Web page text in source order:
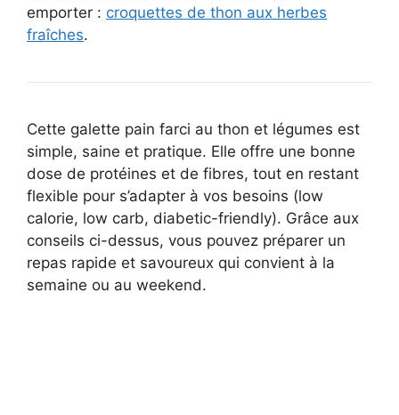
emporter : croquettes de thon aux herbes
fraîches.
Cette galette pain farci au thon et légumes est
simple, saine et pratique. Elle offre une bonne
dose de protéines et de fibres, tout en restant
flexible pour s’adapter à vos besoins (low
calorie, low carb, diabetic-friendly). Grâce aux
conseils ci-dessus, vous pouvez préparer un
repas rapide et savoureux qui convient à la
semaine ou au weekend.